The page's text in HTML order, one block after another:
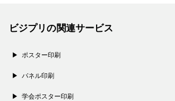
ビジプリの関連サービス
ポスター印刷
パネル印刷
学会ポスター印刷